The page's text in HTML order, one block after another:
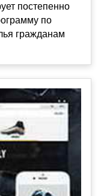
постепенно
по
гражданам